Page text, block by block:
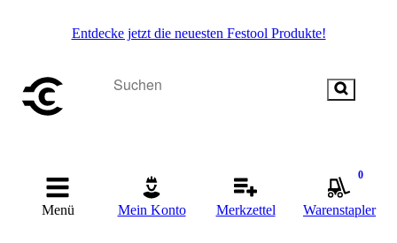
Entdecke jetzt die neuesten Festool Produkte!
Menü Mein Konto Merkzettel
0
Warenstapler